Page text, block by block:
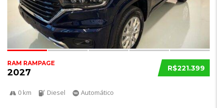
R$221.399
RAM RAMPAGE
2027
0 km Diesel Automático